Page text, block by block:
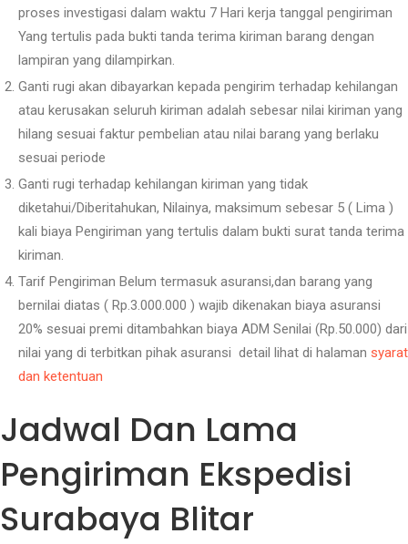
proses investigasi dalam waktu 7 Hari kerja tanggal pengiriman
Yang tertulis pada bukti tanda terima kiriman barang dengan
lampiran yang dilampirkan.
Ganti rugi akan dibayarkan kepada pengirim terhadap kehilangan
atau kerusakan seluruh kiriman adalah sebesar nilai kiriman yang
hilang sesuai faktur pembelian atau nilai barang yang berlaku
sesuai periode
Ganti rugi terhadap kehilangan kiriman yang tidak
diketahui/Diberitahukan, Nilainya, maksimum sebesar 5 ( Lima )
kali biaya Pengiriman yang tertulis dalam bukti surat tanda terima
kiriman.
Tarif Pengiriman Belum termasuk asuransi,dan barang yang
bernilai diatas ( Rp.3.000.000 ) wajib dikenakan biaya asuransi
20% sesuai premi ditambahkan biaya ADM Senilai (Rp.50.000) dari
nilai yang di terbitkan pihak asuransi detail lihat di halaman syarat
dan ketentuan
Jadwal Dan Lama
Pengiriman Ekspedisi
Surabaya Blitar